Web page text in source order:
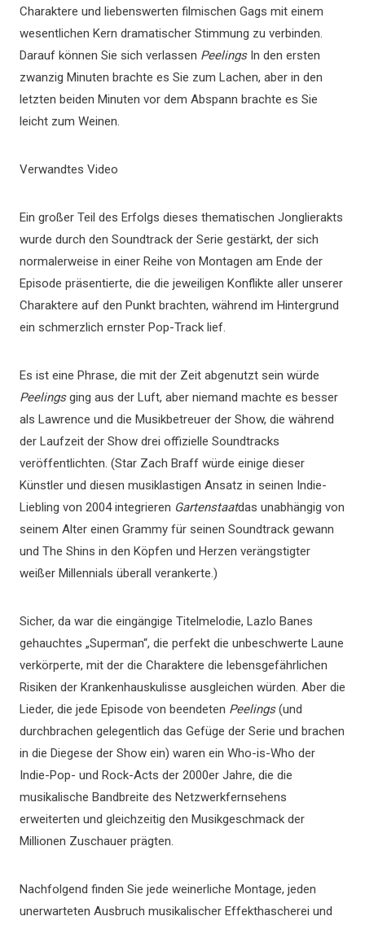
Charaktere und liebenswerten filmischen Gags mit einem
wesentlichen Kern dramatischer Stimmung zu verbinden.
Darauf können Sie sich verlassen PeelingsIn den ersten
zwanzig Minuten brachte es Sie zum Lachen, aber in den
letzten beiden Minuten vor dem Abspann brachte es Sie
leicht zum Weinen.
Verwandtes Video
Ein großer Teil des Erfolgs dieses thematischen Jonglierakts
wurde durch den Soundtrack der Serie gestärkt, der sich
normalerweise in einer Reihe von Montagen am Ende der
Episode präsentierte, die die jeweiligen Konflikte aller unserer
Charaktere auf den Punkt brachten, während im Hintergrund
ein schmerzlich ernster Pop-Track lief.
Es ist eine Phrase, die mit der Zeit abgenutzt sein würde
Peelingsging aus der Luft, aber niemand machte es besser
als Lawrence und die Musikbetreuer der Show, die während
der Laufzeit der Show drei offizielle Soundtracks
veröffentlichten. (Star Zach Braff würde einige dieser
Künstler und diesen musiklastigen Ansatz in seinen Indie-
Liebling von 2004 integrieren Gartenstaatdas unabhängig von
seinem Alter einen Grammy für seinen Soundtrack gewann
und The Shins in den Köpfen und Herzen verängstigter
weißer Millennials überall verankerte.)
Sicher, da war die eingängige Titelmelodie, Lazlo Banes
gehauchtes „Superman“, die perfekt die unbeschwerte Laune
verkörperte, mit der die Charaktere die lebensgefährlichen
Risiken der Krankenhauskulisse ausgleichen würden. Aber die
Lieder, die jede Episode von beendeten Peelings(und
durchbrachen gelegentlich das Gefüge der Serie und brachen
in die Diegese der Show ein) waren ein Who-is-Who der
Indie-Pop- und Rock-Acts der 2000er Jahre, die die
musikalische Bandbreite des Netzwerkfernsehens
erweiterten und gleichzeitig den Musikgeschmack der
Millionen Zuschauer prägten.
Nachfolgend finden Sie jede weinerliche Montage, jeden
unerwarteten Ausbruch musikalischer Effekthascherei und